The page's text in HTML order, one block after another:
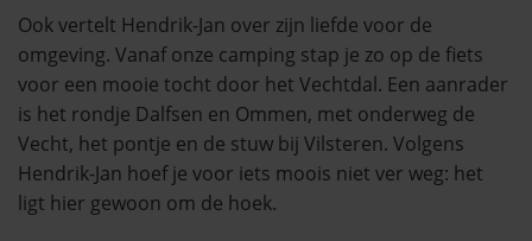
Ook vertelt Hendrik-Jan over zijn liefde voor de
omgeving. Vanaf onze camping stap je zo op de fiets
voor een mooie tocht door het Vechtdal. Een aanrader
is het rondje Dalfsen en Ommen, met onderweg de
Vecht, het pontje en de stuw bij Vilsteren. Volgens
Hendrik-Jan hoef je voor iets moois niet ver weg: het
ligt hier gewoon om de hoek.